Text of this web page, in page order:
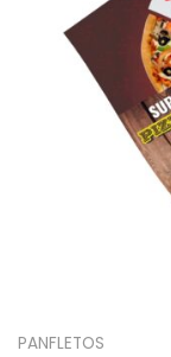
PANFLETOS